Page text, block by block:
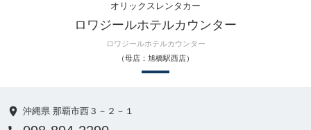
オリックスレンタカー
ロワジールホテルカウンター
ロワジールホテルカウンター
（母店：旭橋駅西店）
沖縄県 那覇市西３－２－１